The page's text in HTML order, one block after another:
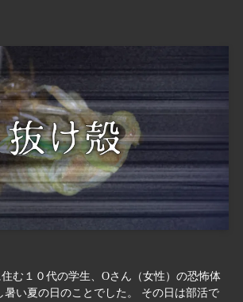
む１０代の学生、Oさん（女性）の恐怖体
暑い夏の日のことでした。 その日は部活で